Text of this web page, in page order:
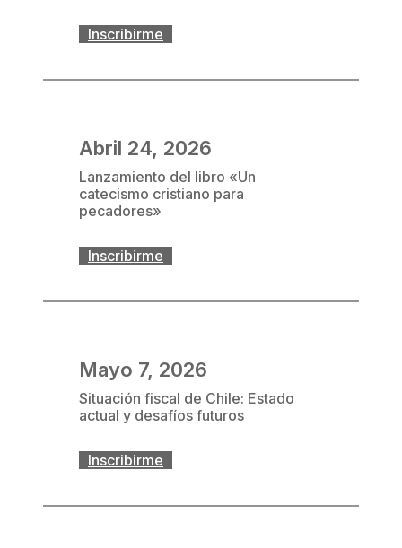
Inscribirme
Abril 24, 2026
Lanzamiento del libro «Un
catecismo cristiano para
pecadores»
Inscribirme
Mayo 7, 2026
Situación fiscal de Chile: Estado
actual y desafíos futuros
Inscribirme